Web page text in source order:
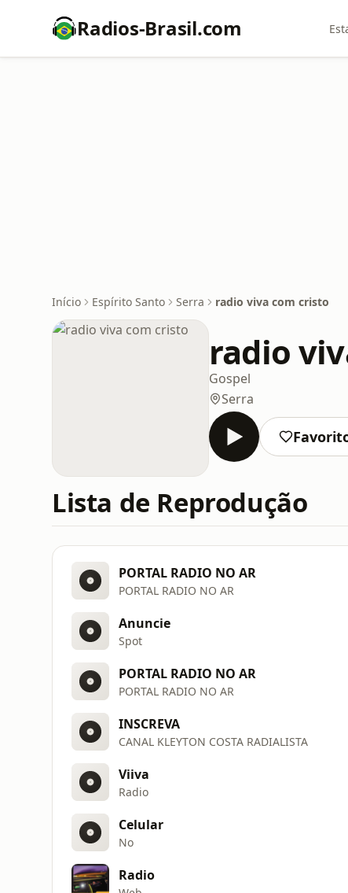
Radios-Brasil.com
Início Espírito Santo Serra radio viva com cristo
radio
Gospel
Serra
Lista de Reprodução
PORTAL RADIO NO AR
PORTAL RADIO NO AR
Anuncie
Spot
PORTAL RADIO NO AR
PORTAL RADIO NO AR
INSCREVA
CANAL KLEYTON COSTA RADIALISTA
Viiva
Radio
Celular
No
Radio